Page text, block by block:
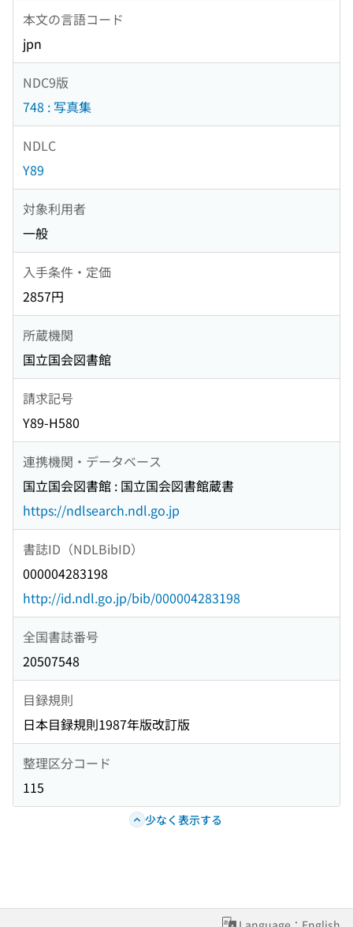
本文の言語コード
jpn
NDC9版
748 : 写真集
NDLC
Y89
対象利用者
一般
入手条件・定価
2857円
所蔵機関
国立国会図書館
請求記号
Y89-H580
連携機関・データベース
国立国会図書館 : 国立国会図書館蔵書
https://ndlsearch.ndl.go.jp
書誌ID（NDLBibID）
000004283198
http://id.ndl.go.jp/bib/000004283198
全国書誌番号
20507548
目録規則
日本目録規則1987年版改訂版
整理区分コード
115
少なく表示する